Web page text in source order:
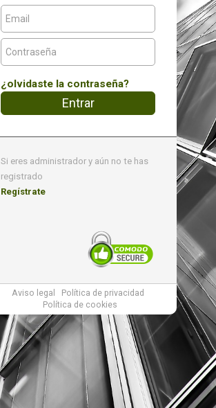
¿olvidaste la contraseña?
Entrar
Si eres administrador y aún no te has
registrado
Regístrate
Aviso legal
Política de privacidad
Política de cookies